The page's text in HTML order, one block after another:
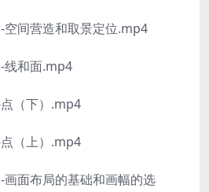
空间营造和取景定位.mp4
线和面.mp4
（下）.mp4
（上）.mp4
面布局的基础和画幅的选